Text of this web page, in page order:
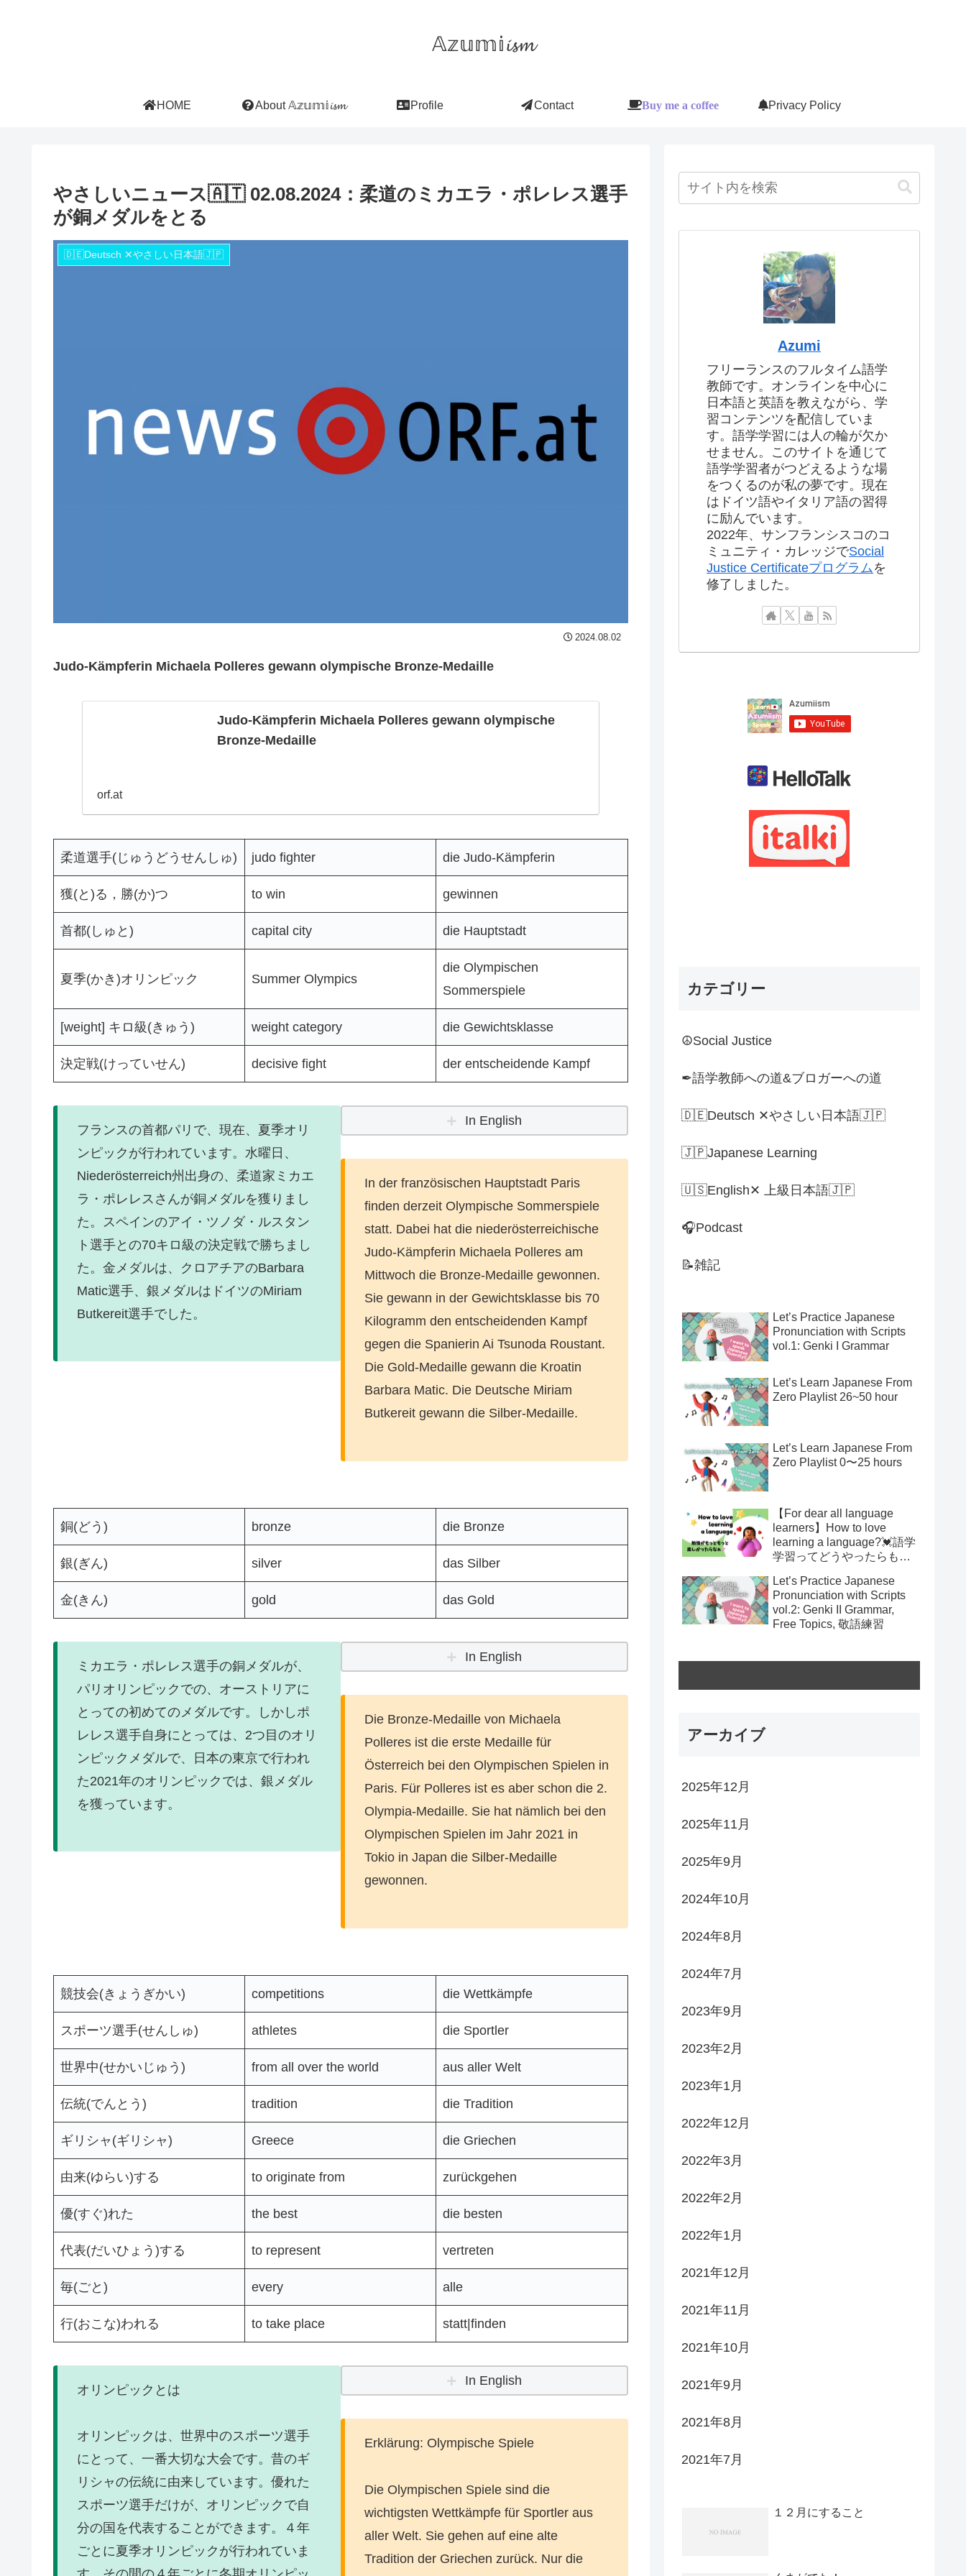
𝔸𝕫𝕦𝕞𝕚𝓲𝓼𝓶
HOME About 𝔸𝕫𝕦𝕞𝕚𝓲𝓼𝓶 Profile Contact Buy me a coffee Privacy Policy
やさしいニュース🇦🇹 02.08.2024：柔道のミカエラ・ポレレス選手
が銅メダルをとる
🇩🇪Deutsch ✕やさしい日本語🇯🇵
2024.08.02
Judo-Kämpferin Michaela Polleres gewann olympische Bronze-Medaille
Judo-Kämpferin Michaela Polleres gewann olympische
Bronze-Medaille
orf.at
柔道選手(じゅうどうせんしゅ) judo fighter die Judo-Kämpferin
獲(と)る，勝(か)つ to win gewinnen
首都(しゅと) capital city die Hauptstadt
夏季(かき)オリンピック Summer Olympics
die Olympischen
Sommerspiele
[weight] キロ級(きゅう) weight category die Gewichtsklasse
決定戦(けっていせん) decisive fight der entscheidende Kampf
フランスの首都パリで、現在、夏季オリ
ンピックが行われています。水曜日、
Niederösterreich州出身の、柔道家ミカエ
ラ・ポレレスさんが銅メダルを獲りまし
た。スペインのアイ・ツノダ・ルスタン
ト選手との70キロ級の決定戦で勝ちまし
た。金メダルは、クロアチアのBarbara
Matic選手、銀メダルはドイツのMiriam
Butkereit選手でした。
In English
In der französischen Hauptstadt Paris
finden derzeit Olympische Sommerspiele
statt. Dabei hat die niederösterreichische
Judo-Kämpferin Michaela Polleres am
Mittwoch die Bronze-Medaille gewonnen.
Sie gewann in der Gewichtsklasse bis 70
Kilogramm den entscheidenden Kampf
gegen die Spanierin Ai Tsunoda Roustant.
Die Gold-Medaille gewann die Kroatin
Barbara Matic. Die Deutsche Miriam
Butkereit gewann die Silber-Medaille.
銅(どう) bronze die Bronze
銀(ぎん) silver das Silber
金(きん) gold das Gold
ミカエラ・ポレレス選手の銅メダルが、
パリオリンピックでの、オーストリアに
とっての初めてのメダルです。しかしポ
レレス選手自身にとっては、2つ目のオリ
ンピックメダルで、日本の東京で行われ
た2021年のオリンピックでは、銀メダル
を獲っています。
In English
Die Bronze-Medaille von Michaela
Polleres ist die erste Medaille für
Österreich bei den Olympischen Spielen in
Paris. Für Polleres ist es aber schon die 2.
Olympia-Medaille. Sie hat nämlich bei den
Olympischen Spielen im Jahr 2021 in
Tokio in Japan die Silber-Medaille
gewonnen.
競技会(きょうぎかい) competitions die Wettkämpfe
スポーツ選手(せんしゅ) athletes die Sportler
世界中(せかいじゅう) from all over the world aus aller Welt
伝統(でんとう) tradition die Tradition
ギリシャ(ギリシャ) Greece die Griechen
由来(ゆらい)する to originate from zurückgehen
優(すぐ)れた the best die besten
代表(だいひょう)する to represent vertreten
毎(ごと) every alle
行(おこな)われる to take place statt|finden
オリンピックとは
オリンピックは、世界中のスポーツ選手
にとって、一番大切な大会です。昔のギ
リシャの伝統に由来しています。優れた
スポーツ選手だけが、オリンピックで自
分の国を代表することができます。４年
ごとに夏季オリンピックが行われていま
In English
Erklärung: Olympische Spiele
Die Olympischen Spiele sind die
wichtigsten Wettkämpfe für Sportler aus
aller Welt. Sie gehen auf eine alte
Tradition der Griechen zurück. Nur die
Azumi
フリーランスのフルタイム語学
教師です。オンラインを中心に
日本語と英語を教えながら、学
習コンテンツを配信していま
す。語学学習には人の輪が欠か
せません。このサイトを通じて
語学学習者がつどえるような場
をつくるのが私の夢です。現在
はドイツ語やイタリア語の習得
に励んでいます。
2022年、サンフランシスコのコ
ミュニティ・カレッジでSocial
Justice Certificateプログラム を
修了しました。
カテゴリー
☮Social Justice
✒語学教師への道&ブロガーへの道
🇩🇪Deutsch ✕やさしい日本語🇯🇵
🇯🇵Japanese Learning
🇺🇸English✕ 上級日本語🇯🇵
🎧Podcast
📝雑記
Let’s Practice Japanese
Pronunciation with Scripts
vol.1: Genki I Grammar
Let’s Learn Japanese From
Zero Playlist 26~50 hour
Let’s Learn Japanese From
Zero Playlist 0〜25 hours
【For dear all language
learners】How to love
learning a language?💓語学
学習ってどうやったらもっ
Let’s Practice Japanese
Pronunciation with Scripts
vol.2: Genki II Grammar,
Free Topics, 敬語練習
アーカイブ
2025年12月
2025年11月
2025年9月
2024年10月
2024年8月
2024年7月
2023年9月
2023年2月
2023年1月
2022年12月
2022年3月
2022年2月
2022年1月
2021年12月
2021年11月
2021年10月
2021年9月
2021年8月
2021年7月
１２月にすること